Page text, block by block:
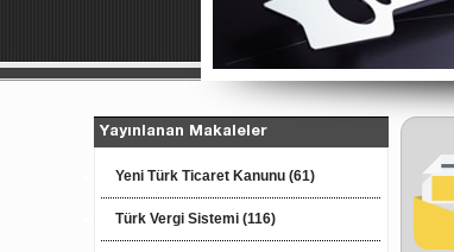
Yayınlanan Makaleler
Yeni Türk Ticaret Kanunu (61)
Türk Vergi Sistemi (116)